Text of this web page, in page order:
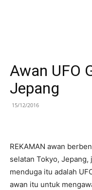
Awan UFO
Jepang
15/12/2016
REKAMAN awan
selatan Tokyo,
menduga itu adalah
awan itu untuk